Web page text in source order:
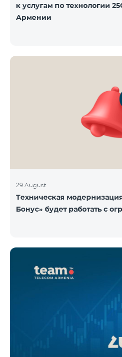
к услугам по технологии
Армении
29 August
Техническая
Бонус» будет работать с